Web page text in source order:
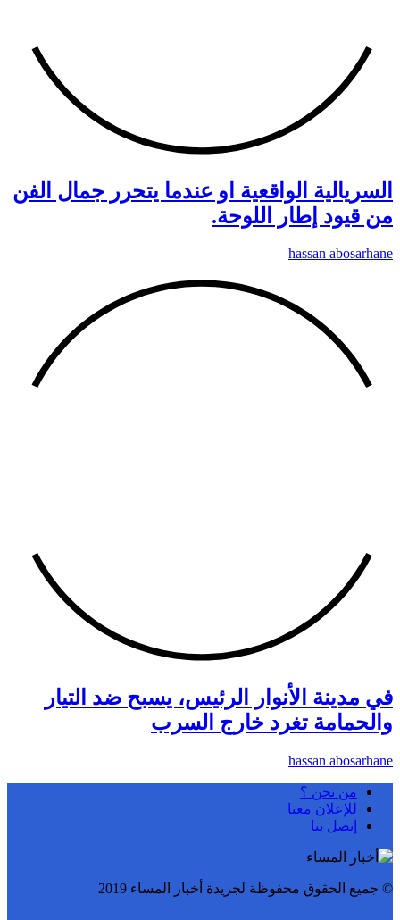
السريالية الواقعية او عندما يتحرر جمال الفن
من قيود إطار اللوحة.
hassan abosarhane
في مدينة الأنوار الرئيس، يسبح ضد التيار
والحمامة تغرد خارج السرب
hassan abosarhane
من نحن ؟
للإعلان معنا
إتصل بنا
© جميع الحقوق محفوظة لجريدة أخبار المساء 2019